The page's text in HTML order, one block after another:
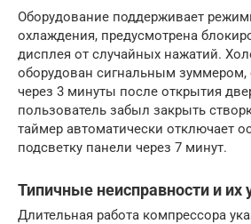
Оборудование поддерживает
охлаждения, предусмотрена
дисплея от случайных нажатий.
оборудован сигнальным
через 3 минуты после открытия
пользователь забыл закрыть
таймер автоматически отключает
подсветку панели через 7 минут.
Типичные неисправности и их
Длительная работа компрессора